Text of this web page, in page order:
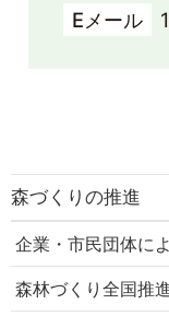
2024年度「ミス
2024/2/7 みどりの
2023年度「ミス
「ミス日本みど
2024/1/23 みどり
2024年度「ミス
Eメール
森づくりの推進
企業・市民団体に
森林づくり全国推